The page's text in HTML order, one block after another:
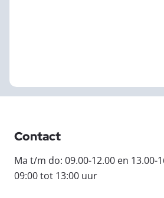
Contact
Ma t/m do: 09.00-12.00 en 13.00-
09:00 tot 13:00 uur